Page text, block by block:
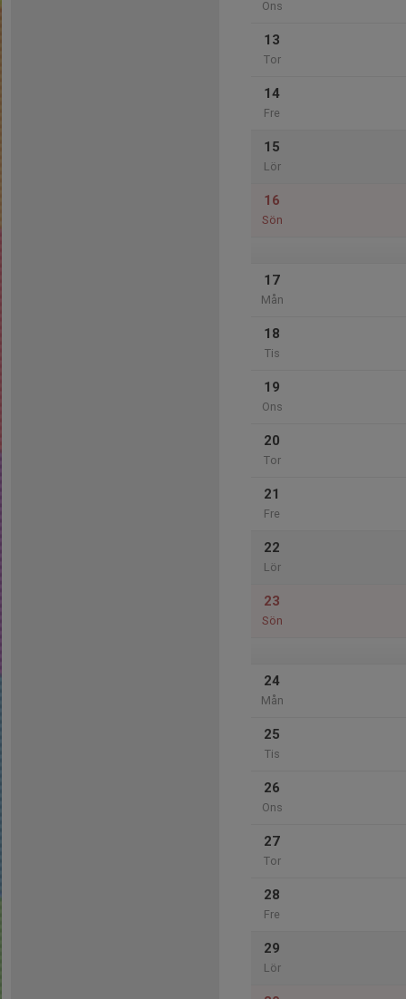
Ons
13
Tor
14
Fre
15
Lör
16
Sön
17
Mån
18
Tis
19
Ons
20
Tor
21
Fre
22
Lör
23
Sön
24
Mån
25
Tis
26
Ons
27
Tor
28
Fre
29
Lör